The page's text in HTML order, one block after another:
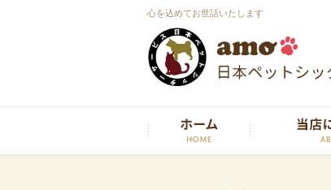
心を込めてお世話いたします